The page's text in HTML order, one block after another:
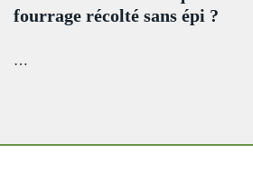
fourrage récolté sans épi ?
…